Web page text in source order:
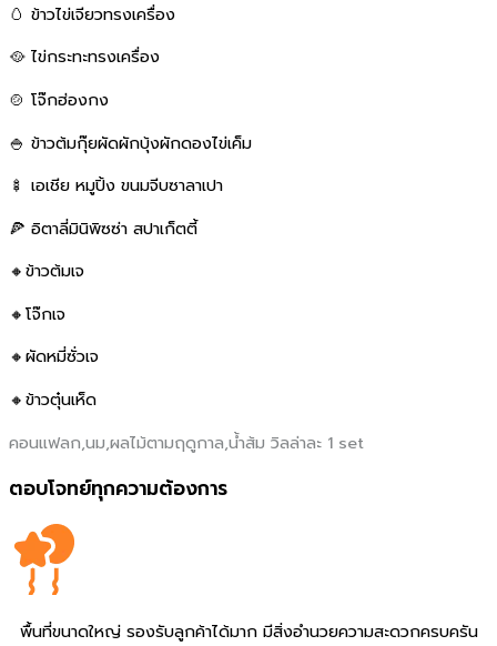
🥚 ข้าวไข่เจียวทรงเครื่อง
🥘 ไข่กระทะทรงเครื่อง
🍲 โจ๊กฮ่องกง
🍚 ข้าวต้มกุ๊ยผัดผักบุ้งผักดองไข่เค็ม
🍢 เอเชีย หมูปิ้ง ขนมจีบซาลาเปา
🍕 อิตาลี่มินิพิซซ่า สปาเก็ตตี้
🔸ข้าวต้มเจ
🔸โจ๊กเจ
🔸ผัดหมี่ซั่วเจ
🔸ข้าวตุ๋นเห็ด
คอนแฟลก,นม,ผลไม้ตามฤดูกาล,น้ำส้ม วิลล่าละ 1 set
ตอบโจทย์ทุกความต้องการ
พื้นที่ขนาดใหญ่ รองรับลูกค้าได้มาก มีสิ่งอํานวยความสะดวกครบครัน